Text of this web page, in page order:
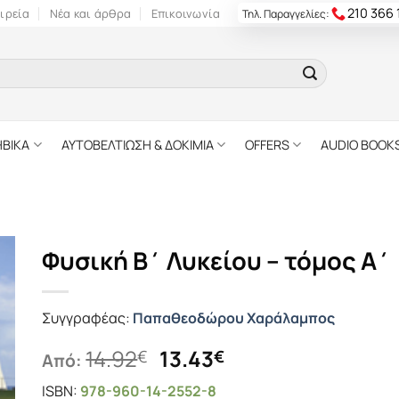
Νέα και άρθρα Επικοινωνία Τηλ. Παραγγελίες: 210 366
ΑΥΤΟΒΕΛΤΙΩΣΗ & ΔΟΚΙΜΙΑ OFFERS AUDIO
Φυσική B΄ Λυκείου – τόμος A΄
Συγγραφέας: Παπαθεοδώρου Χαράλαμπος
Από:14.92€ Original
price
13.43€Η
ISBN: 978-960-14-2552-8